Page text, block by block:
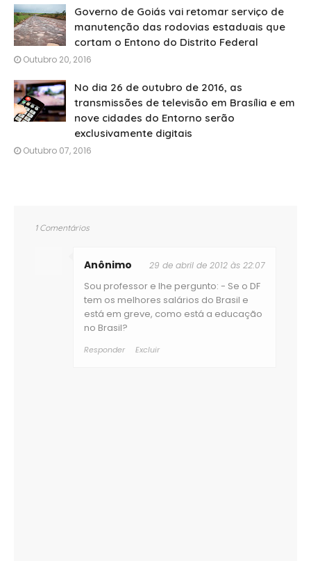
Governo de Goiás vai retomar serviço de
manutenção das rodovias estaduais que
cortam o Entono do Distrito Federal
Outubro 20, 2016
No dia 26 de outubro de 2016, as
transmissões de televisão em Brasília e em
nove cidades do Entorno serão
exclusivamente digitais
Outubro 07, 2016
1 Comentários
Anônimo 29 de abril de 2012 às 22:07
Sou professor e lhe pergunto: - Se o DF
tem os melhores salários do Brasil e
está em greve, como está a educação
no Brasil?
Responder Excluir